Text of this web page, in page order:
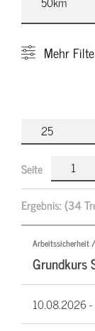
Mehr
Seite
Ergebnis:(34
Arbeitssicherheit
Grundkurs
10.08.2026 -